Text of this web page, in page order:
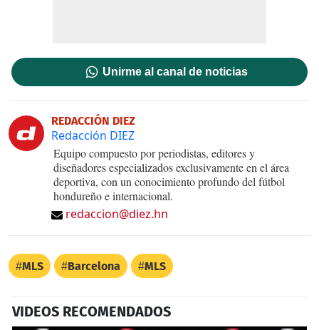
Unirme al canal de noticias
REDACCIÓN DIEZ
Redacción DIEZ
Equipo compuesto por periodistas, editores y
diseñadores especializados exclusivamente en el área
deportiva, con un conocimiento profundo del fútbol
hondureño e internacional.
redaccion@diez.hn
MLS Barcelona MLS
VIDEOS RECOMENDADOS